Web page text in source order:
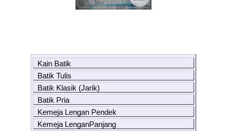
Kain Batik
Batik Tulis
Batik Klasik (Jarik)
Batik Pria
Kemeja Lengan Pendek
Kemeja LenganPanjang